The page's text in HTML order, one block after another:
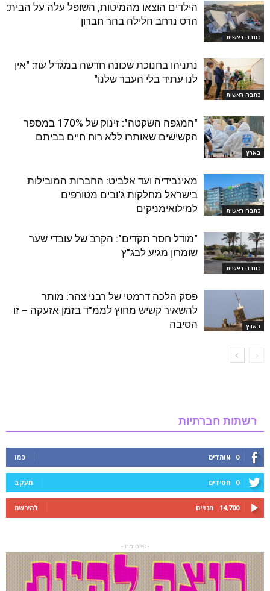
כתבה ראשית
הילדים הוצאו מהמיטות, השופל עלה על הבית:
הרס נרחב הלילה בהר חברון
כתבה ראשית
נתניהו בחנוכת שכונה חדשה במגדל עוז: "אין
לנו עתיד בלי העבר שלנו"
בארץ
"המגפה השקטה": זינוק של 170% במספר
הקשישים שאותרו ללא רוח חיים בביתם
כתבה ראשית
מאינבידיה ועד אלביט: החברות המובילות
בישראל מחלקות ג'ובים מטורפים
למילואימניקים
כתבה ראשית
"מודל חסר תקדים": הקרב של עובדי שער
שומרון מגיע לבג"ץ
בארץ
פסק הלכה דרמטי של רבני צהר: מותר
להשאיר קשיש מחוץ לממ"ד בזמן אזעקה – זו
הסיבה
רשתות חברתיות
0 אוהדים כמו
0 חסידים מעקב
14,700 מנויים להירשם
- פרסומת -